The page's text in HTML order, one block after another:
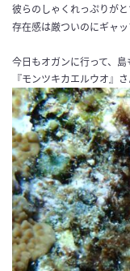
彼らのしゃくれっぷりが
存在感は厳ついのにギャ
今日もオガンに行って、
『モンツキカエルウオ』